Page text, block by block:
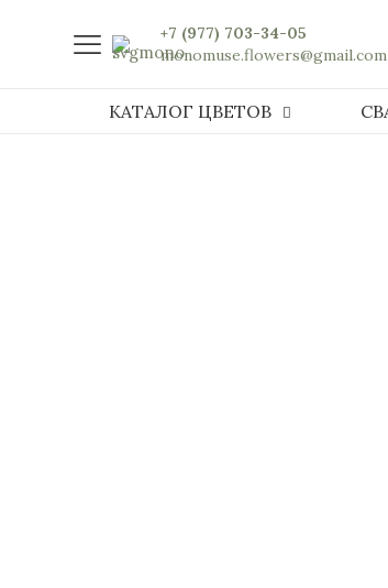
+7 (977) 703-34-05
monomuse.flowers@gmail.com
КАТАЛОГ ЦВЕТОВ